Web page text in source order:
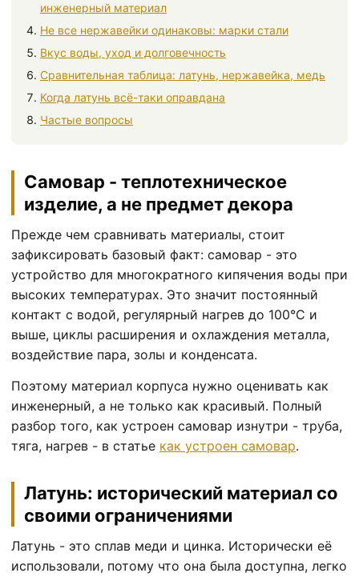
инженерный материал
Не все нержавейки одинаковы: марки стали
Вкус воды, уход и долговечность
Сравнительная таблица: латунь, нержавейка, медь
Когда латунь всё-таки оправдана
Частые вопросы
Самовар - теплотехническое
изделие, а не предмет декора
Прежде чем сравнивать материалы, стоит
зафиксировать базовый факт: самовар - это
устройство для многократного кипячения воды при
высоких температурах. Это значит постоянный
контакт с водой, регулярный нагрев до 100°C и
выше, циклы расширения и охлаждения металла,
воздействие пара, золы и конденсата.
Поэтому материал корпуса нужно оценивать как
инженерный, а не только как красивый. Полный
разбор того, как устроен самовар изнутри - труба,
тяга, нагрев - в статье как устроен самовар.
Латунь: исторический материал со
своими ограничениями
Латунь - это сплав меди и цинка. Исторически её
использовали, потому что она была доступна, легко